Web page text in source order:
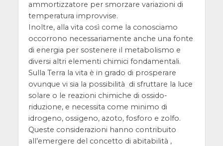
ammortizzatore per smorzare variazioni di
temperatura improvvise.
Inoltre, alla vita così come la conosciamo
occorrono necessariamente anche una fonte
di energia per sostenere il metabolismo e
diversi altri elementi chimici fondamentali.
Sulla Terra la vita è in grado di prosperare
ovunque vi sia la possibilità di sfruttare la luce
solare o le reazioni chimiche di ossido-
riduzione, e necessita come minimo di
idrogeno, ossigeno, azoto, fosforo e zolfo.
Queste considerazioni hanno contribuito
all’emergere del concetto di abitabilità ,